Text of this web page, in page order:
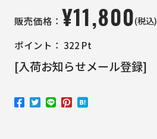
販売価格： ¥11,800(税込)
ポイント： 322 Pt
[入荷お知らせメール登録]